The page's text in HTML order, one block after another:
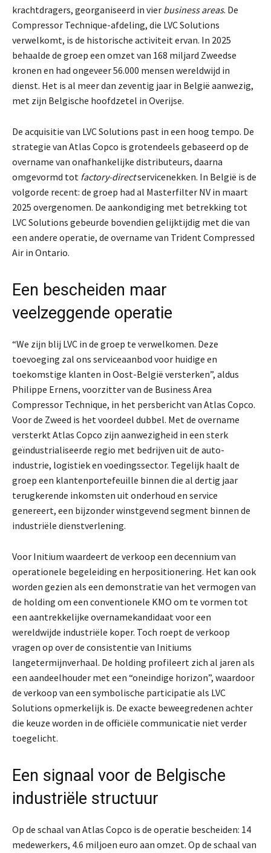
krachtdragers, georganiseerd in vier business areas. De
Compressor Technique-afdeling, die LVC Solutions
verwelkomt, is de historische activiteit ervan. In 2025
behaalde de groep een omzet van 168 miljard Zweedse
kronen en had ongeveer 56.000 mensen wereldwijd in
dienst. Het is al meer dan zeventig jaar in België aanwezig,
met zijn Belgische hoofdzetel in Overijse.
De acquisitie van LVC Solutions past in een hoog tempo. De
strategie van Atlas Copco is grotendeels gebaseerd op de
overname van onafhankelijke distributeurs, daarna
omgevormd tot factory-directservicenekken. In België is de
volgorde recent: de groep had al Masterfilter NV in maart
2025 overgenomen. De aankondiging met betrekking tot
LVC Solutions gebeurde bovendien gelijktijdig met die van
een andere operatie, de overname van Trident Compressed
Air in Ontario.
Een bescheiden maar
veelzeggende operatie
“We zijn blij LVC in de groep te verwelkomen. Deze
toevoeging zal ons serviceaanbod voor huidige en
toekomstige klanten in Oost-België versterken”, aldus
Philippe Ernens, voorzitter van de Business Area
Compressor Technique, in het persbericht van Atlas Copco.
Voor de Zweed is het voordeel dubbel. Met de overname
versterkt Atlas Copco zijn aanwezigheid in een sterk
geïndustrialiseerde regio met bedrijven uit de auto-
industrie, logistiek en voedingssector. Tegelijk haalt de
groep een klantenportefeuille binnen die al dertig jaar
terugkerende inkomsten uit onderhoud en service
genereert, een bijzonder winstgevend segment binnen de
industriële dienstverlening.
Voor Initium waardeert de verkoop een decennium van
operationele begeleiding en herpositionering. Het kan ook
worden gezien als een demonstratie van het vermogen van
de holding om een conventionele KMO om te vormen tot
een aantrekkelijke overnamekandidaat voor een
wereldwijde industriële koper. Toch roept de verkoop
vragen op over de consistentie van Initiums
langetermijnverhaal. De holding profileert zich al jaren als
een aandeelhouder met een “oneindige horizon”, waardoor
de verkoop van een symbolische participatie als LVC
Solutions opmerkelijk is. De exacte beweegredenen achter
die keuze worden in de officiële communicatie niet verder
toegelicht.
Een signaal voor de Belgische
industriële structuur
Op de schaal van Atlas Copco is de operatie bescheiden: 14
medewerkers, 4.6 miljoen euro aan omzet. Op de schaal van